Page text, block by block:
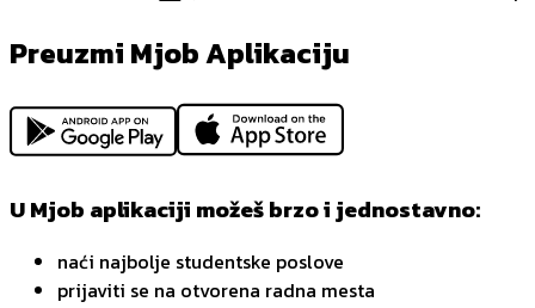
Preuzmi Mjob Aplikaciju
U Mjob aplikaciji možeš brzo i jednostavno:
naći najbolje studentske poslove
prijaviti se na otvorena radna mesta